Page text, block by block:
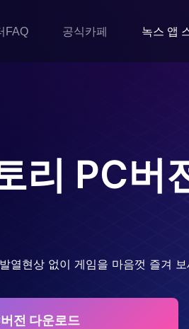
FAQ 공식카페 녹스 앱
리 PC버
열현상 없이 게임을 마음껏 즐겨 보
전 다운로드